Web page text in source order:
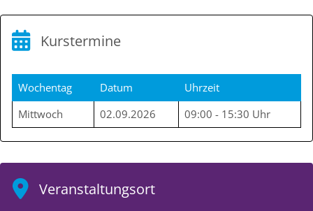
Kurstermine
Wochentag Datum
Uhrzeit
Mittwoch
02.09.2026 09:00 - 15:30 Uhr
Veranstaltungsort